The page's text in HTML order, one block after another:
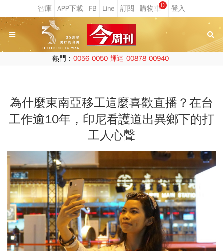
0
熱門： 0056 0050 輝達 00878 00940
為什麼東南亞移工這麼喜歡直播？在台
工作逾10年，印尼看護道出異鄉下的打
工人心聲